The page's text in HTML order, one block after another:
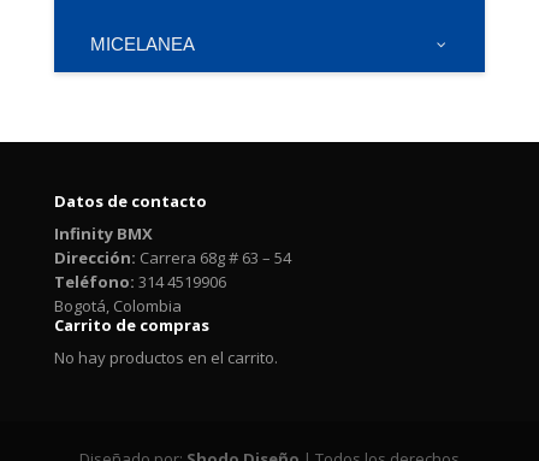
MICELANEA
Datos de contacto
Infinity BMX
Dirección: Carrera 68g # 63 – 54
Teléfono: 314 4519906
Bogotá, Colombia
Carrito de compras
No hay productos en el carrito.